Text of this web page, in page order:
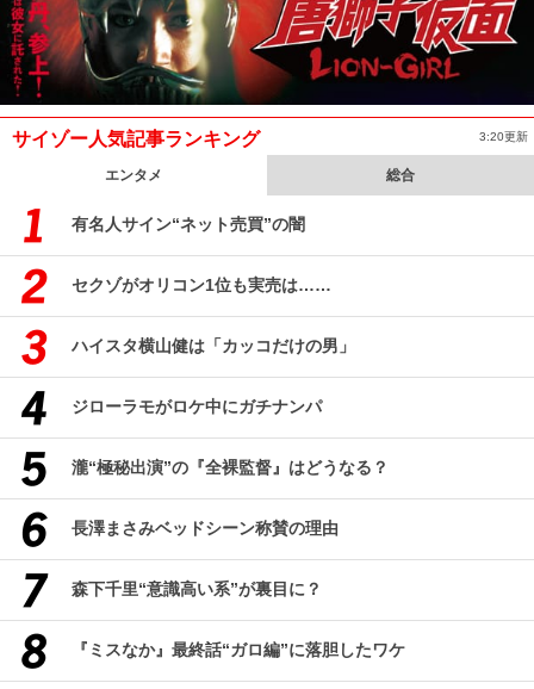
サイゾー人気記事ランキング 3:20更新
エンタメ 総合
有名人サイン“ネット売買”の闇
セクゾがオリコン1位も実売は……
ハイスタ横山健は「カッコだけの男」
ジローラモがロケ中にガチナンパ
瀧“極秘出演”の『全裸監督』はどうなる？
長澤まさみベッドシーン称賛の理由
森下千里“意識高い系”が裏目に？
『ミスなか』最終話“ガロ編”に落胆したワケ